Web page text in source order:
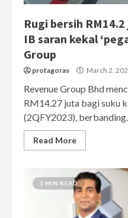
Rugi bersih
IB saran kekal
Group
protagoras March 2,
Revenue Group Bhd
RM14.27 juta bagi suku
(2QFY2023),
Read More
1 MIN READ